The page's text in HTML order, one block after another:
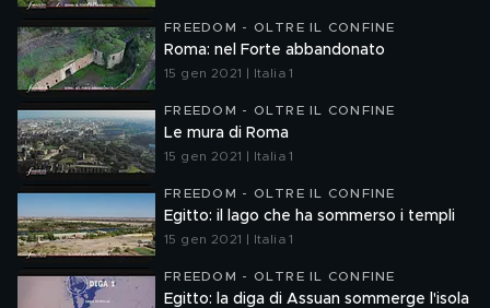
FREEDOM - OLTRE IL CONFINE
Roma: nel Forte abbandonato
15 gen 2021 | Italia 1
FREEDOM - OLTRE IL CONFINE
Le mura di Roma
15 gen 2021 | Italia 1
FREEDOM - OLTRE IL CONFINE
Egitto: il lago che ha sommerso i templi
15 gen 2021 | Italia 1
FREEDOM - OLTRE IL CONFINE
Egitto: la diga di Assuan sommerge l'isola